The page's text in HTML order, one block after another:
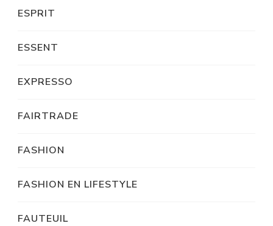
ESPRIT
ESSENT
EXPRESSO
FAIRTRADE
FASHION
FASHION EN LIFESTYLE
FAUTEUIL